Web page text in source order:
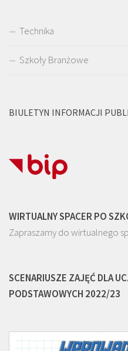
Technika
Szkoły Branżowe
BIULETYN INFORMACJI
WIRTUALNY SPACER PO
Zapraszamy do wirtualnego
SCENARIUSZE ZAJĘĆ DLA
PODSTAWOWYCH 2022/23